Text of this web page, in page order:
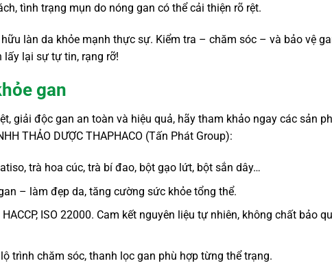
tình trạng mụn do nóng gan có thể cải thiện rõ rệt.
làn da khỏe mạnh thực sự. Kiểm tra – chăm sóc – và bảo vệ
lại sự tự tin, rạng rỡ!
gan
giải độc gan an toàn và hiệu quả, hãy tham khảo ngay các sản
THẢO DƯỢC THAPHACO (Tấn Phát Group):
trà hoa cúc, trà bí đao, bột gạo lứt, bột sắn dây…
– làm đẹp da, tăng cường sức khỏe tổng thể.
ISO 22000. Cam kết nguyên liệu tự nhiên, không chất bảo
trình chăm sóc, thanh lọc gan phù hợp từng thể trạng.